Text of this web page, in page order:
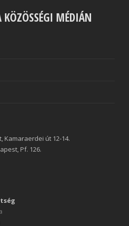
MÉDIÁN
Kamaraerdei út 12-14.
Pf. 126.